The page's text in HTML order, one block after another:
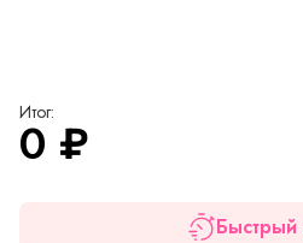
Итог:
0 ₽
Быстрый